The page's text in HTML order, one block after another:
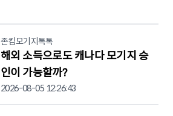
존킴모기지톡톡
해외 소득으로도 캐나다 모기지 승
인이 가능할까?
2026-08-05 12:26:43